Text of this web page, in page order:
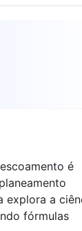
é
explora a
fórmulas